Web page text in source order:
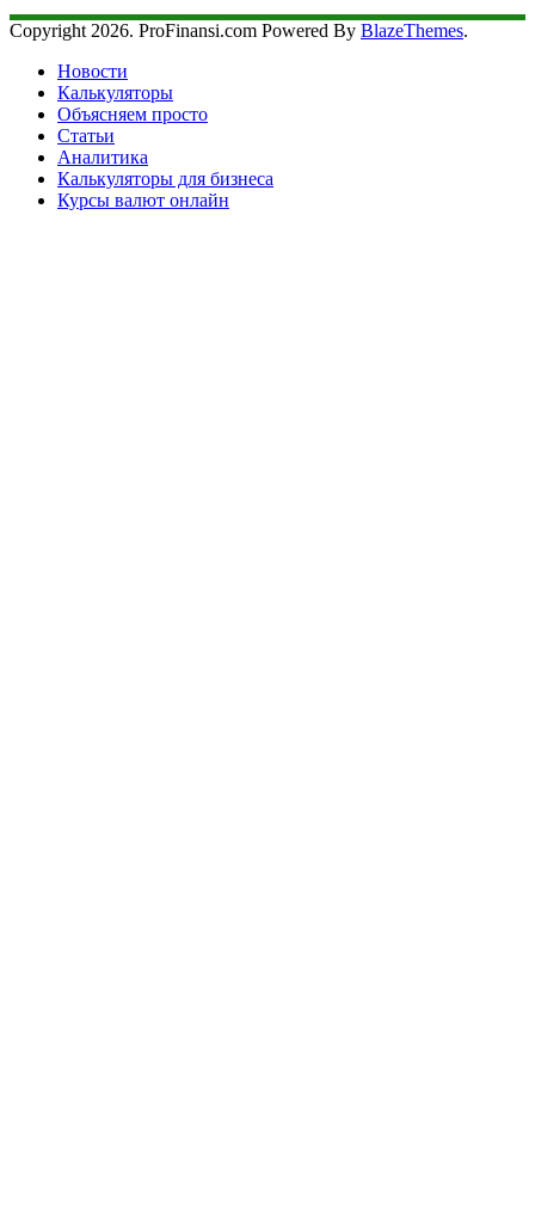
Copyright 2026. ProFinansi.com Powered By BlazeThemes.
Новости
Калькуляторы
Объясняем просто
Статьи
Аналитика
Калькуляторы для бизнеса
Курсы валют онлайн